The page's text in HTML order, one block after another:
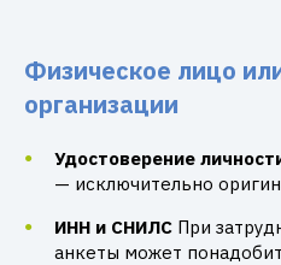
Физическое лицо
организации
Удостоверение
— исключительно
ИНН и СНИЛС При
анкеты может